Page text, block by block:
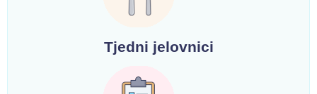
Tjedni jelovnici